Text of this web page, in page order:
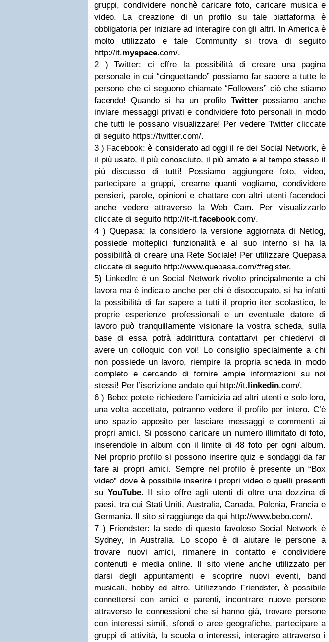
gruppi, condividere nonchè caricare foto, caricare musica e
video. La creazione di un profilo su tale piattaforma è
obbligatoria per iniziare ad interagire con gli altri. In America è
molto utilizzato e tale Community si trova di seguito
http://it.myspace.com/.
2 ) Twitter: ci offre la possibilità di creare una pagina
personale in cui “cinguettando” possiamo far sapere a tutte le
persone che ci seguono chiamate “Followers” ciò che stiamo
facendo! Quando si ha un profilo Twitterpossiamo anche
inviare messaggi privati e condividere foto personali in modo
che tutti le possano visualizzare! Per vedere Twitter cliccate
di seguito https://twitter.com/.
3 ) Facebook: è considerato ad oggi il re dei Social Network, è
il più usato, il più conosciuto, il più amato e al tempo stesso il
più discusso di tutti! Possiamo aggiungere foto, video,
partecipare a gruppi, crearne quanti vogliamo, condividere
pensieri, parole, opinioni e chattare con altri utenti facendoci
anche vedere attraverso la Web Cam. Per visualizzarlo
cliccate di seguito http://it-it.facebook.com/.
4 ) Quepasa: la considero la versione aggiornata di Netlog,
possiede molteplici funzionalità e al suo interno si ha la
possibilità di creare una Rete Sociale! Per utilizzare Quepasa
cliccate di seguito http://www.quepasa.com/#register.
5) Linkedln: è un Social Network rivolto principalmente a chi
lavora ma è indicato anche per chi è disoccupato, si ha infatti
la possibilità di far sapere a tutti il proprio iter scolastico, le
proprie esperienze professionali e un eventuale datore di
lavoro può tranquillamente visionare la vostra scheda, sulla
base di essa potrà addirittura contattarvi per chiedervi di
avere un colloquio con voi! Lo consiglio specialmente a chi
non possiede un lavoro, riempire la propria scheda in modo
completo e cercando di fornire ampie informazioni su noi
stessi! Per l’iscrizione andate qui http://it.linkedin.com/.
6 ) Bebo: potete richiedere l’amicizia ad altri utenti e solo loro,
una volta accettato, potranno vedere il profilo per intero. C’è
uno spazio apposito per lasciare messaggi e commenti ai
propri amici. Si possono caricare un numero illimitato di foto,
inserendole in album con il limite di 48 foto per ogni album.
Nel proprio profilo si possono inserire quiz e sondaggi da far
fare ai propri amici. Sempre nel profilo è presente un “Box
video” dove è possibile inserire i propri video o quelli presenti
su YouTube. Il sito offre agli utenti di oltre una dozzina di
paesi, tra cui Stati Uniti, Australia, Canada, Polonia, Francia e
Germania. Il sito si raggiunge da qui http://www.bebo.com/.
7 ) Friendster: la sede di questo favoloso Social Network è
Sydney, in Australia. Lo scopo è di aiutare le persone a
trovare nuovi amici, rimanere in contatto e condividere
contenuti e media online. Il sito viene anche utilizzato per
darsi degli appuntamenti e scoprire nuovi eventi, band
musicali, hobby ed altro. Utilizzando Friendster, è possibile
connettersi con amici e parenti, incontrare nuove persone
attraverso le connessioni che si hanno già, trovare persone
con interessi simili, sfondi o aree geografiche, partecipare a
gruppi di attività, la scuola o interessi, interagire attraverso i